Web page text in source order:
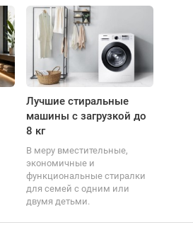
Лучшие стиральные
машины с загрузкой до
8 кг
В меру вместительные,
экономичные и
функциональные стиралки
для семей с одним или
двумя детьми.